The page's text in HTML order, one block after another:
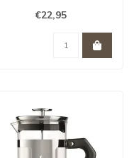
ontbreken. Inhoud 1 liter...
€22,95